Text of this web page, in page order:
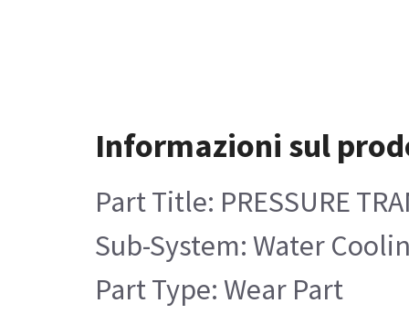
Informazioni sul
Part Title: PRESSURE
Sub-System: Water
Part Type: Wear Part